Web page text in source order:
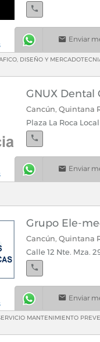
Enviar
GNUX Dental
Cancún, Quintana
Plaza La Roca
Enviar
Grupo Ele-
Cancún, Quintana
Calle 12 Nte. Mza.
Enviar